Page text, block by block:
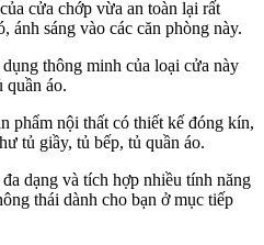
cửa chớp vừa an toàn lại rất
ánh sáng vào các căn phòng này.
thông minh của loại cửa này
quần áo.
phẩm nội thất có thiết kế đóng kín,
tủ giầy, tủ bếp, tủ quần áo.
dạng và tích hợp nhiều tính năng
thái dành cho bạn ở mục tiếp